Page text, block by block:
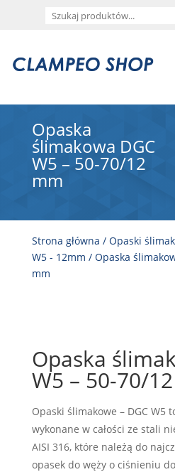
Opaska
ślimakowa DGC
W5 – 50-70/12
mm
Strona główna / Opaski
W5 - 12mm / Opaska
mm
Opaska
W5 – 50-70/
Opaski ślimakowe – DGC W5
wykonane w całości ze stali
AISI 316, które należą do
opasek do węży o ciśnieniu